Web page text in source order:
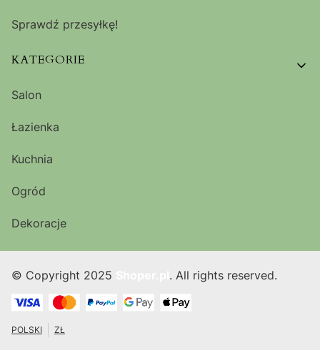
Sprawdź przesyłkę!
KATEGORIE
Salon
Łazienka
Kuchnia
Ogród
Dekoracje
© Copyright 2025 . All rights reserved.
POLSKI ZŁ